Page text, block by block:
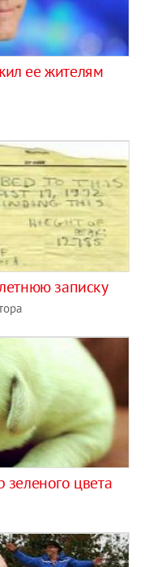
ее жителям
записку
цвета